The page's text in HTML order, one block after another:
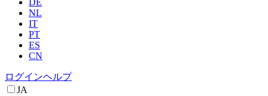
DE
NL
IT
PT
ES
CN
ログインヘルプ
JA